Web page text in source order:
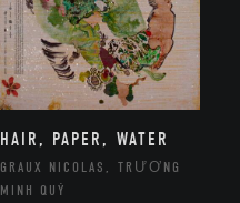
HAIR, PAPER, WATER
GRAUX NICOLAS, TRƯƠNG
MINH QUÝ